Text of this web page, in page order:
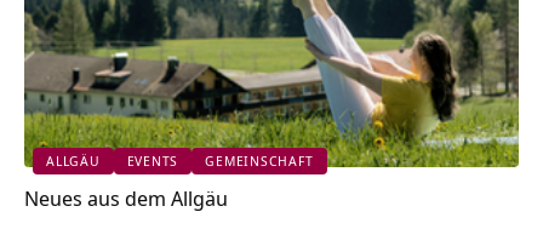
ALLGÄU EVENTS GEMEINSCHAFT
Neues aus dem Allgäu